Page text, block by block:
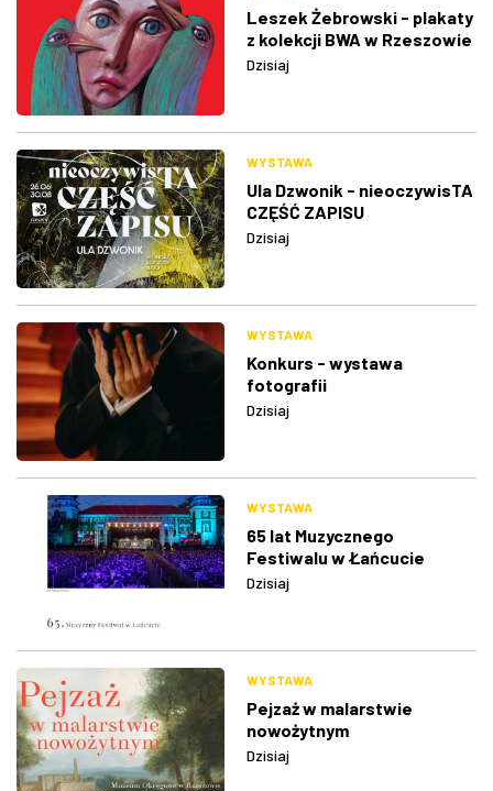
Leszek Żebrowski - plakaty
z kolekcji BWA w Rzeszowie
Dzisiaj
WYSTAWA
Ula Dzwonik - nieoczywisTA
CZĘŚĆ ZAPISU
Dzisiaj
WYSTAWA
Konkurs - wystawa
fotografii
Dzisiaj
WYSTAWA
65 lat Muzycznego
Festiwalu w Łańcucie
Dzisiaj
WYSTAWA
Pejzaż w malarstwie
nowożytnym
Dzisiaj